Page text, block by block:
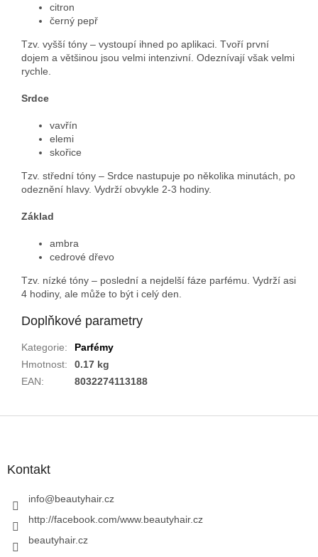
citron
černý pepř
Tzv. vyšší tóny – vystoupí ihned po aplikaci. Tvoří první
dojem a většinou jsou velmi intenzivní. Odeznívají však velmi
rychle.
Srdce
vavřín
elemi
skořice
Tzv. střední tóny – Srdce nastupuje po několika minutách, po
odeznění hlavy. Vydrží obvykle 2-3 hodiny.
Základ
ambra
cedrové dřevo
Tzv. nízké tóny – poslední a nejdelší fáze parfému. Vydrží asi
4 hodiny, ale může to být i celý den.
Doplňkové parametry
Kategorie:
Parfémy
Hmotnost:
0.17 kg
EAN: 8032274113188
Kontakt
info@beautyhair.cz
http://facebook.com/www.beautyhair.cz
beautyhair.cz